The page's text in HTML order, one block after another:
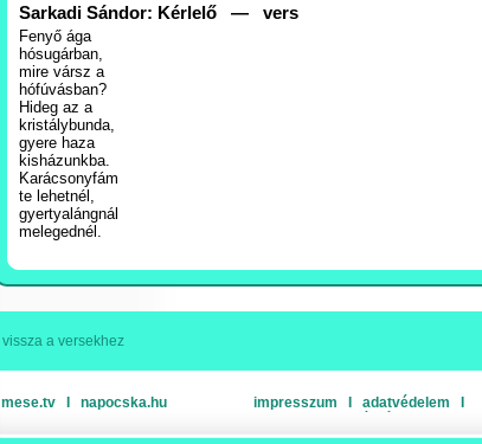
Sarkadi Sándor: Kérlelő — vers
Fenyő ága
hósugárban,
mire vársz a
hófúvásban?
Hideg az a
kristálybunda,
gyere haza
kisházunkba.
Karácsonyfám
te lehetnél,
gyertyalángnál
melegednél.
vissza a versekhez
mese.tv napocska.hu impresszum adatvédelem